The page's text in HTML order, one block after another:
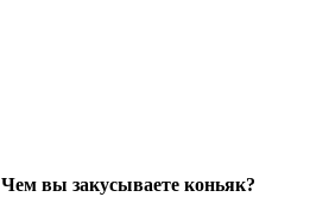
Чем вы закусываете коньяк?